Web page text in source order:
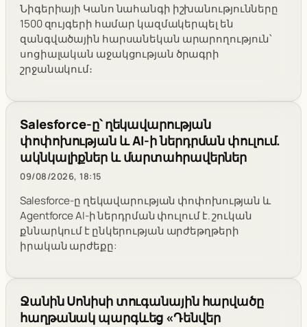
Նիգերիայի Կանո նահանգի իշխանությունները
1500 զույգերի համար կազմակերպել են
զանգվածային հարսանեկան արարողություն՝
սոցիալական աջակցության ծրագրի
շրջանակում։
Salesforce-ը՝ ղեկավարության
փոփոխության և AI-ի ներդրման փուլում.
ակնկալիքներ և մարտահրավերներ
09/08/2026, 18:15
Salesforce-ը ղեկավարության փոփոխության և
Agentforce AI-ի ներդրման փուլում է. շուկան
քննարկում է ընկերության արժեթղթերի
իրական արժեքը:
Ջանին Սոնիսի տուգանային հարվածը
հաղթանակ պարգևեց «Դենվեր